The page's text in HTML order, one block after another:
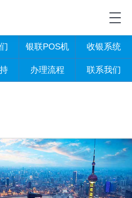
银联POS机 收银系统
办理流程 联系我们